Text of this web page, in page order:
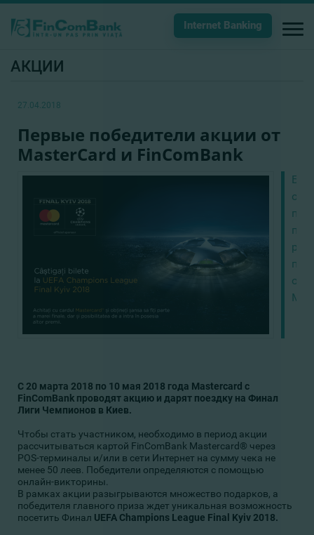
Internet Banking
АКЦИИ
27.04.2018
Первые победители акции от
MasterCard и FinComBank
от
С 20 марта 2018 по 10 мая 2018 года Mastercard с
FinComBank проводят акцию и дарят поездку на Финал
Лиги Чемпионов в Киев.
Чтобы стать участником, необходимо в период акции
рассчитываться картой FinComBank Mastercard® через
POS-терминалы и/или в сети Интернет на сумму чека не
менее 50 леев. Победители определяются с помощью
онлайн-викторины.
В рамках акции разыгрываются множество подарков, а
победителя главного приза ждет уникальная возможность
посетить Финал UEFA Champions League Final Kyiv 2018.